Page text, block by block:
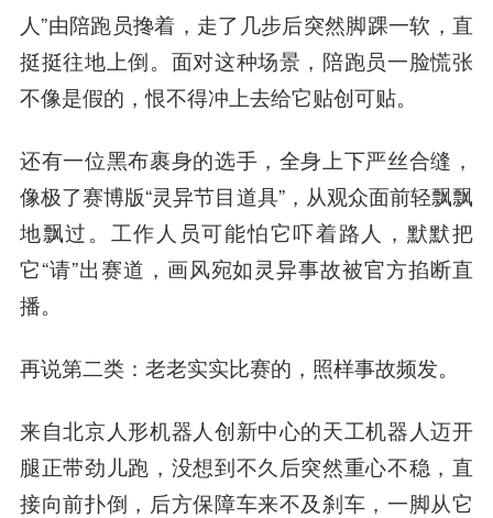
人”由陪跑员搀着，走了几步后突然脚踝一软，直
挺挺往地上倒。面对这种场景，陪跑员一脸慌张
不像是假的，恨不得冲上去给它贴创可贴。
还有一位黑布裹身的选手，全身上下严丝合缝，
像极了赛博版“灵异节目道具”，从观众面前轻飘飘
地飘过。工作人员可能怕它吓着路人，默默把
它“请”出赛道，画风宛如灵异事故被官方掐断直
播。
再说第二类：老老实实比赛的，照样事故频发。
来自北京人形机器人创新中心的天工机器人迈开
腿正带劲儿跑，没想到不久后突然重心不稳，直
接向前扑倒，后方保障车来不及刹车，一脚从它